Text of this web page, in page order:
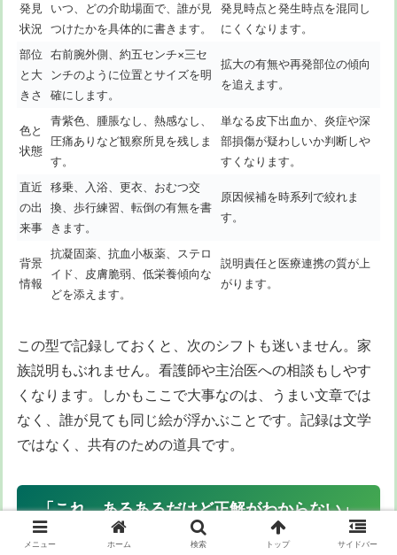
発見
状況
いつ、どの介助場面で、誰が見
つけたかを具体的に書きます。
発見時点と発生時点を混同し
にくくなります。
部位
と大
きさ
右前腕外側、約五センチ×三セ
ンチのように位置とサイズを明
確にします。
拡大の有無や再発部位の傾向
を追えます。
色と
状態
青紫色、腫脹なし、熱感なし、
圧痛ありなど観察所見を残しま
す。
単なる皮下出血か、炎症や深
部損傷が疑わしいか判断しや
すくなります。
直近
の出
来事
移乗、入浴、更衣、おむつ交
換、歩行練習、転倒の有無を書
きます。
原因候補を時系列で絞れま
す。
背景
情報
抗凝固薬、抗血小板薬、ステロ
イド、皮膚脆弱、低栄養傾向な
どを添えます。
説明責任と医療連携の質が上
がります。
この型で記録しておくと、次のシフトも迷いません。家
族説明もぶれません。看護師や主治医への相談もしやす
くなります。しかもここで大事なのは、うまい文章では
なく、誰が見ても同じ絵が浮かぶことです。記録は文学
ではなく、共有のための道具です。
「これ、あるあるだけど正解がわからない」
に答える実践知
メニュー ホーム 検索 トップ サイドバー